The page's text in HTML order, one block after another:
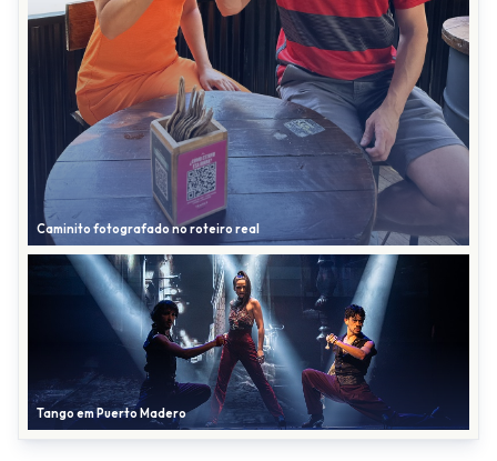
Caminito fotografado no roteiro real
Tango em Puerto Madero